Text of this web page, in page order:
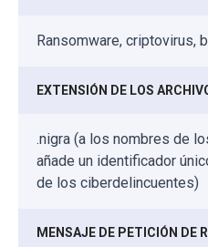
Ransomware, criptovirus,
EXTENSIÓN DE LOS
.nigra (a los nombres de
añade un identificador
de los ciberdelincuentes)
MENSAJE DE PETICIÓN DE